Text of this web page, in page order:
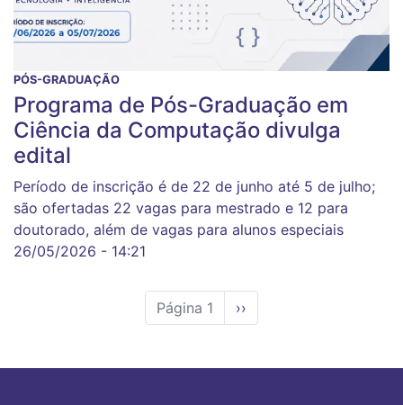
PÓS-GRADUAÇÃO
Programa de Pós-Graduação em
Ciência da Computação divulga
edital
Período de inscrição é de 22 de junho até 5 de julho;
são ofertadas 22 vagas para mestrado e 12 para
doutorado, além de vagas para alunos especiais
26/05/2026 - 14:21
Página 1
Próxima
página
››